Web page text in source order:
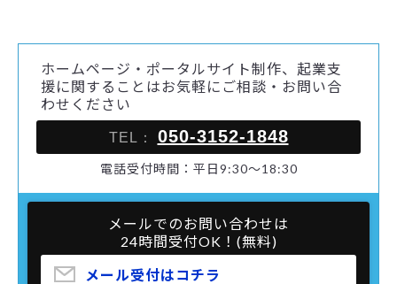
ホームページ・ポータルサイト制作、起業支
援に関することはお気軽にご相談・お問い合
わせください
TEL： 050-3152-1848
電話受付時間：平日9:30～18:30
メールでのお問い合わせは
24時間受付OK！(無料)
メール受付はコチラ